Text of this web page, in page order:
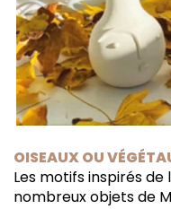
OISEAUX OU
Les motifs inspirés
nombreux objets de